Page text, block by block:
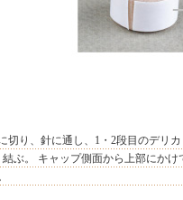
切り、針に通し、1・2段目のデリ
結ぶ。 キャップ側面から上部にか